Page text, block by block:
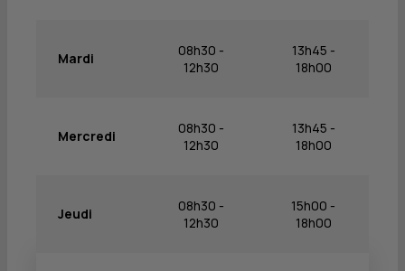
Mardi
08h30 -
12h30
13h45 -
18h00
Mercredi
08h30 -
12h30
13h45 -
18h00
Jeudi
08h30 -
12h30
15h00 -
18h00